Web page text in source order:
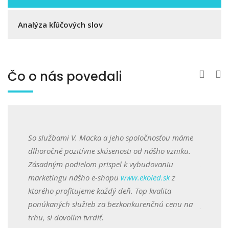
Analýza kľúčových slov
Čo o nás povedali
So službami V. Macka a jeho spoločnosťou máme
dlhoročné pozitívne skúsenosti od nášho vzniku.
Zásadným podielom prispel k vybudovaniu
marketingu nášho e-shopu www.ekoled.skz
ktorého profitujeme každý deň. Top kvalita
ponúkaných služieb za bezkonkurenčnú cenu na
trhu, si dovolím tvrdiť.